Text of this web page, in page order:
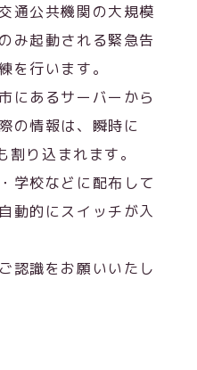
通公共機関の大規模
み起動される緊急告
を行います。
にあるサーバーから
の情報は、瞬時に
り込まれます。
学校などに配布して
動的にスイッチが入
認識をお願いいたし